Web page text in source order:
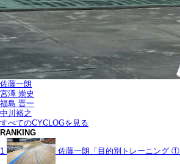
佐藤一朗
宮澤 崇史
福島 晋一
中川裕之
すべてのCYCLOGを見る
RANKING
1
佐藤一朗「目的別トレーニング ①